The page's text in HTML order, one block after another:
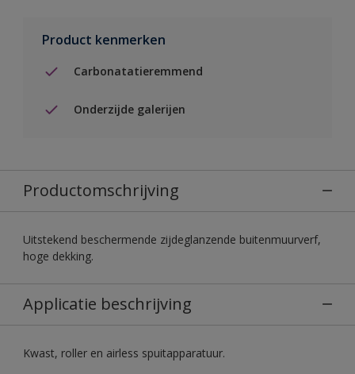
Product kenmerken
Carbonatatieremmend
Onderzijde galerijen
Productomschrijving
Uitstekend beschermende zijdeglanzende buitenmuurverf,
hoge dekking.
Applicatie beschrijving
Kwast, roller en airless spuitapparatuur.